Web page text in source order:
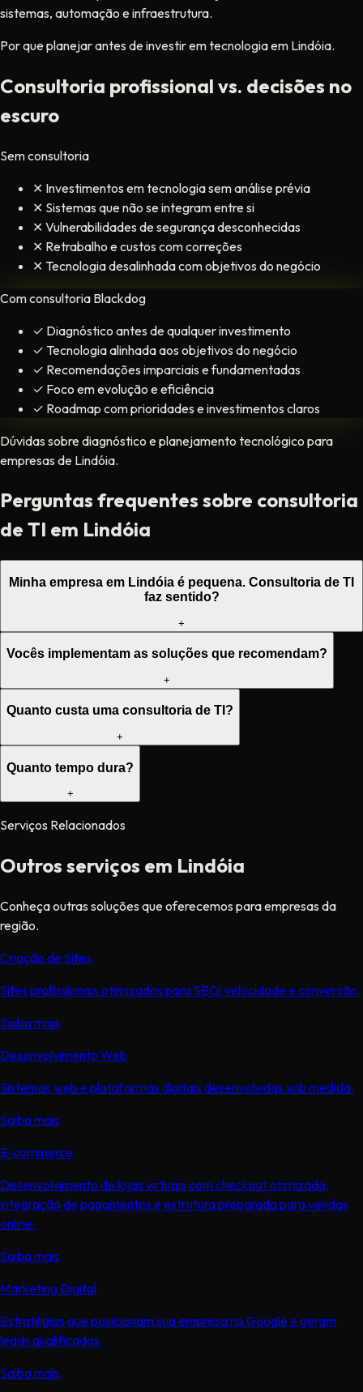
sistemas, automação e infraestrutura.
Por que planejar antes de investir em tecnologia em Lindóia.
Consultoria profissional vs. decisões no
escuro
Sem consultoria
✕ Investimentos em tecnologia sem análise prévia
✕ Sistemas que não se integram entre si
✕ Vulnerabilidades de segurança desconhecidas
✕ Retrabalho e custos com correções
✕ Tecnologia desalinhada com objetivos do negócio
Com consultoria Blackdog
✓ Diagnóstico antes de qualquer investimento
✓ Tecnologia alinhada aos objetivos do negócio
✓ Recomendações imparciais e fundamentadas
✓ Foco em evolução e eficiência
✓ Roadmap com prioridades e investimentos claros
Dúvidas sobre diagnóstico e planejamento tecnológico para
empresas de Lindóia.
Perguntas frequentes sobre consultoria
de TI em Lindóia
Minha empresa em Lindóia é pequena. Consultoria de TI
faz sentido?
+
Vocês implementam as soluções que recomendam?
+
Quanto custa uma consultoria de TI?
+
Quanto tempo dura?
+
Serviços Relacionados
Outros serviços em Lindóia
Conheça outras soluções que oferecemos para empresas da
região.
Criação de Sites
Sites profissionais otimizados para SEO, velocidade e conversão.
Saiba mais
Desenvolvimento Web
Sistemas web e plataformas digitais desenvolvidas sob medida.
Saiba mais
E-commerce
Desenvolvimento de lojas virtuais com checkout otimizado,
integração de pagamentos e estrutura preparada para vendas
online.
Saiba mais
Marketing Digital
Estratégias que posicionam sua empresa no Google e geram
leads qualificados.
Saiba mais